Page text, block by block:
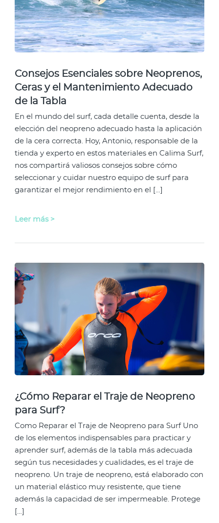
Consejos Esenciales sobre Neoprenos,
Ceras y el Mantenimiento Adecuado
de la Tabla
En el mundo del surf, cada detalle cuenta, desde la
elección del neopreno adecuado hasta la aplicación
de la cera correcta. Hoy, Antonio, responsable de la
tienda y experto en estos materiales en Calima Surf,
nos compartirá valiosos consejos sobre cómo
seleccionar y cuidar nuestro equipo de surf para
garantizar el mejor rendimiento en el […]
Leer más >
¿Cómo Reparar el Traje de Neopreno
para Surf?
Como Reparar el Traje de Neopreno para Surf Uno
de los elementos indispensables para practicar y
aprender surf, además de la tabla más adecuada
según tus necesidades y cualidades, es el traje de
neopreno. Un traje de neopreno, está elaborado con
un material elástico muy resistente, que tiene
además la capacidad de ser impermeable. Protege
[…]